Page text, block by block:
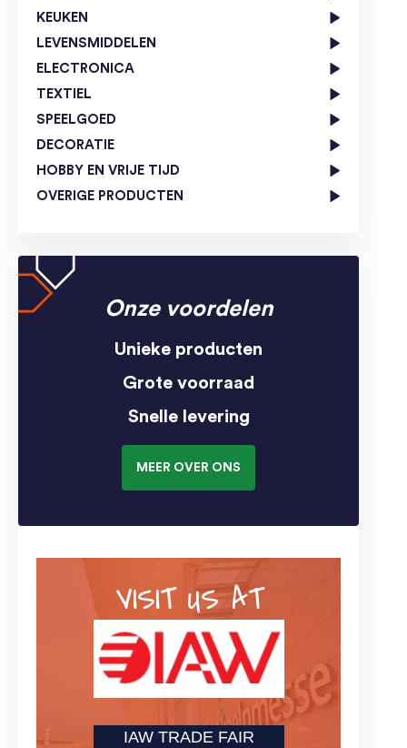
KEUKEN
LEVENSMIDDELEN
ELECTRONICA
TEXTIEL
SPEELGOED
DECORATIE
HOBBY EN VRIJE TIJD
OVERIGE PRODUCTEN
Onze voordelen
Unieke producten
Grote voorraad
Snelle levering
MEER OVER ONS
VISIT US AT
IAW TRADE FAIR